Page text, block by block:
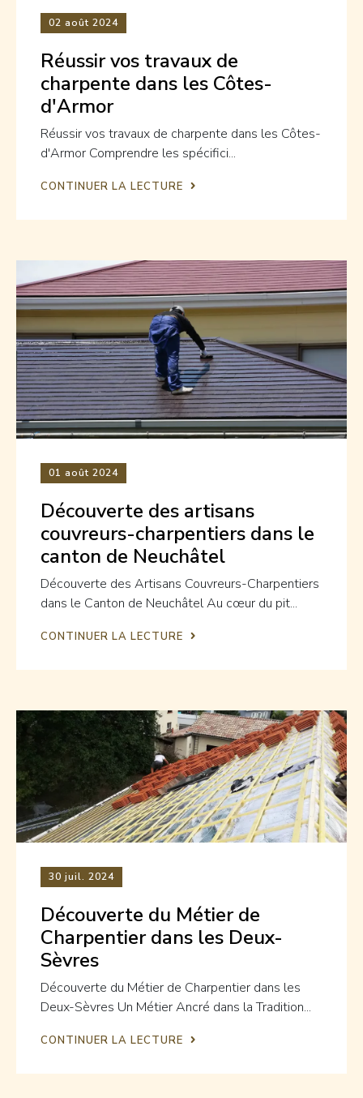
02 août 2024
Réussir vos travaux de
charpente dans les Côtes-
d'Armor
Réussir vos travaux de charpente dans les Côtes-
d'Armor Comprendre les spécifici...
CONTINUER LA LECTURE
01 août 2024
Découverte des artisans
couvreurs-charpentiers dans le
canton de Neuchâtel
Découverte des Artisans Couvreurs-Charpentiers
dans le Canton de Neuchâtel Au cœur du pit...
CONTINUER LA LECTURE
30 juil. 2024
Découverte du Métier de
Charpentier dans les Deux-
Sèvres
Découverte du Métier de Charpentier dans les
Deux-Sèvres Un Métier Ancré dans la Tradition...
CONTINUER LA LECTURE